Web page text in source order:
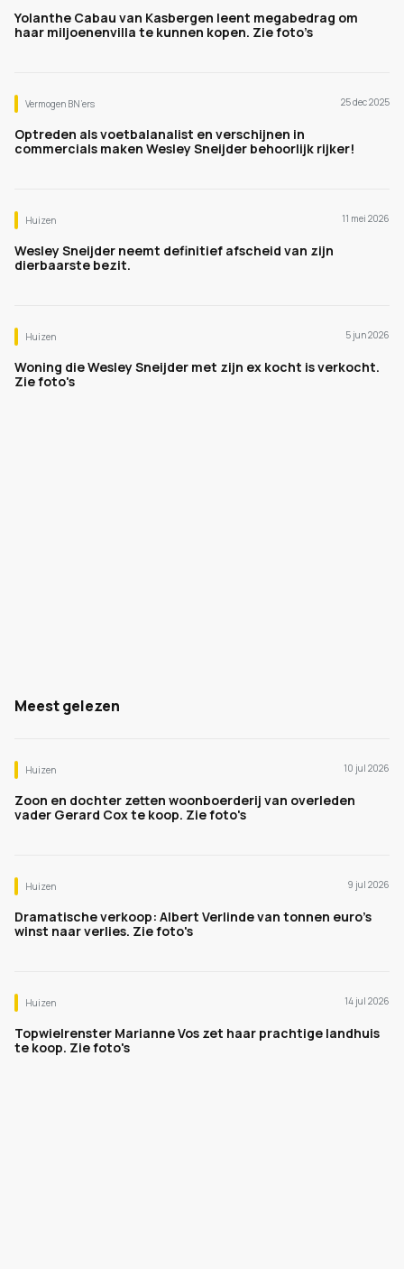
Yolanthe Cabau van Kasbergen leent megabedrag om
haar miljoenenvilla te kunnen kopen. Zie foto’s
Vermogen BN’ers 25 dec 2025
Optreden als voetbalanalist en verschijnen in
commercials maken Wesley Sneijder behoorlijk rijker!
Huizen 11 mei 2026
Wesley Sneijder neemt definitief afscheid van zijn
dierbaarste bezit.
Huizen 5 jun 2026
Woning die Wesley Sneijder met zijn ex kocht is verkocht.
Zie foto's
Meest gelezen
Huizen 10 jul 2026
Zoon en dochter zetten woonboerderij van overleden
vader Gerard Cox te koop. Zie foto's
Huizen 9 jul 2026
Dramatische verkoop: Albert Verlinde van tonnen euro's
winst naar verlies. Zie foto's
Huizen 14 jul 2026
Topwielrenster Marianne Vos zet haar prachtige landhuis
te koop. Zie foto's